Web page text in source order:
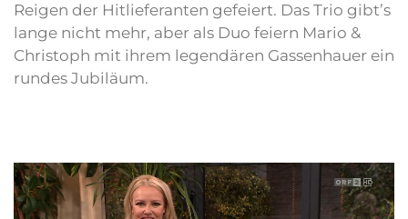
Reigen der Hitlieferanten gefeiert. Das Trio gibt’s
lange nicht mehr, aber als Duo feiern Mario &
Christoph mit ihrem legendären Gassenhauer ein
rundes Jubiläum.